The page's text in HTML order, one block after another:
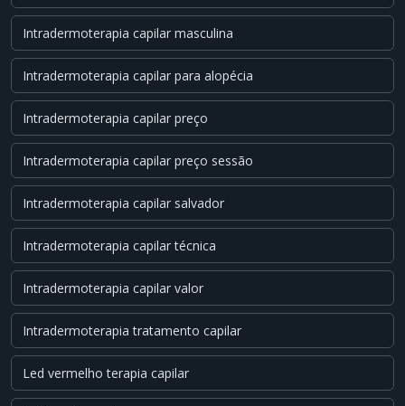
Intradermoterapia capilar masculina
Intradermoterapia capilar para alopécia
Intradermoterapia capilar preço
Intradermoterapia capilar preço sessão
Intradermoterapia capilar salvador
Intradermoterapia capilar técnica
Intradermoterapia capilar valor
Intradermoterapia tratamento capilar
Led vermelho terapia capilar